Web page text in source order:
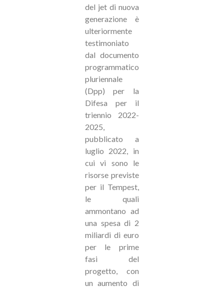
del jet di nuova
generazione è
ulteriormente
testimoniato
dal documento
programmatico
pluriennale
(Dpp) per la
Difesa per il
triennio 2022-
2025,
pubblicato a
luglio 2022, in
cui vi sono le
risorse previste
per il Tempest,
le quali
ammontano ad
una spesa di 2
miliardi di euro
per le prime
fasi del
progetto, con
un aumento di